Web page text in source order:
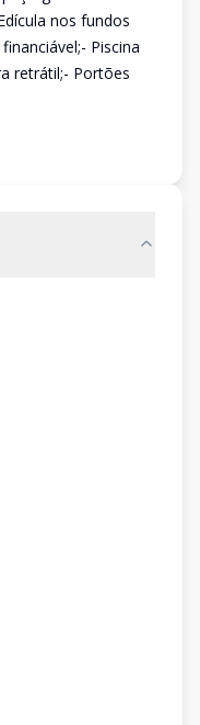
nos fundos
Piscina
retrátil;- Portões